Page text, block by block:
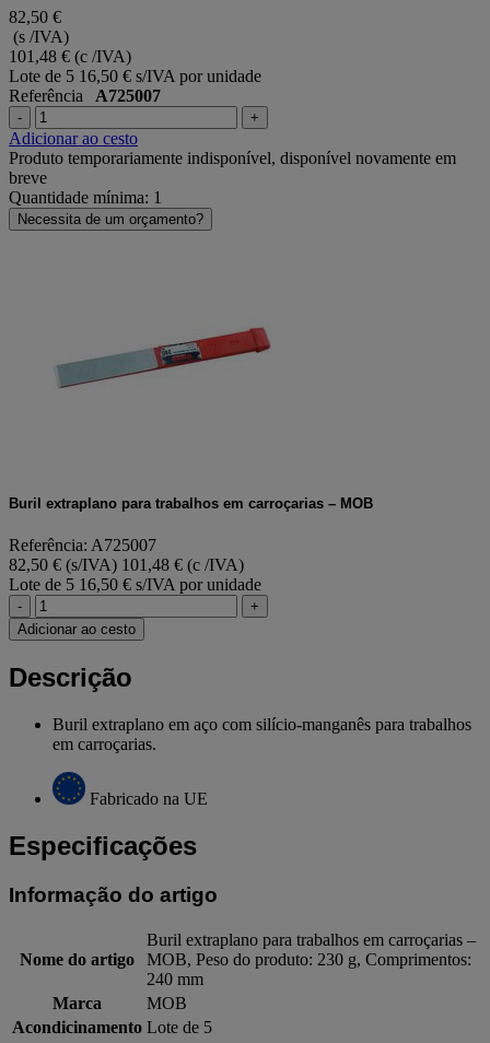
82,50 €
(s /IVA)
101,48 € (c /IVA)
Lote de 5 16,50 € s/IVA por unidade
Referência A725007
- +
Adicionar ao cesto
Produto temporariamente indisponível, disponível novamente em
breve
Quantidade mínima: 1
Necessita de um orçamento?
Buril extraplano para trabalhos em carroçarias – MOB
Referência: A725007
82,50 € (s/IVA) 101,48 € (c /IVA)
Lote de 5 16,50 € s/IVA por unidade
-
+
Adicionar ao cesto
Descrição
Buril extraplano em aço com silício-manganês para trabalhos
em carroçarias.
Fabricado na UE
Especificações
Informação do artigo
Nome do artigo
Buril extraplano para trabalhos em carroçarias –
MOB, Peso do produto: 230 g, Comprimentos:
240 mm
Marca
MOB
Acondicinamento Lote de 5